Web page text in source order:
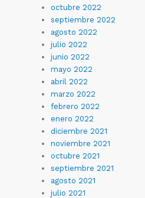
octubre 2022
septiembre 2022
agosto 2022
julio 2022
junio 2022
mayo 2022
abril 2022
marzo 2022
febrero 2022
enero 2022
diciembre 2021
noviembre 2021
octubre 2021
septiembre 2021
agosto 2021
julio 2021